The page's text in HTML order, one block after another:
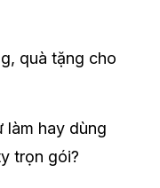
quà tặng cho
làm hay dùng
trọn gói?